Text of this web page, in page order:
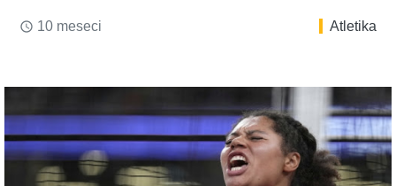
access_time 10 meseci Atletika